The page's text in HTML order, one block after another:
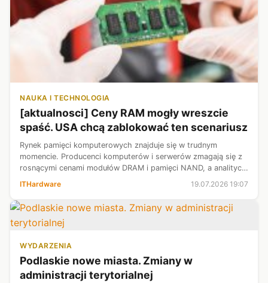
NAUKA I TECHNOLOGIA
[aktualnosci] Ceny RAM mogły wreszcie
spaść. USA chcą zablokować ten scenariusz
Rynek pamięci komputerowych znajduje się w trudnym
momencie. Producenci komputerów i serwerów zmagają się z
rosnącymi cenami modułów DRAM i pamięci NAND, a analitycy
wielu producentów elekt...
ITHardware 19.07.2026 19:07
WYDARZENIA
Podlaskie nowe miasta. Zmiany w
administracji terytorialnej